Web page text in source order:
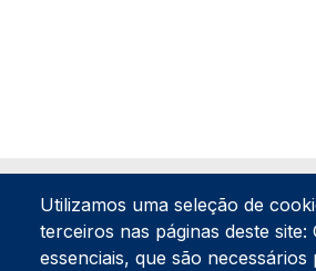
Utilizamos uma seleção de
terceiros nas páginas deste site:
essenciais, que são necessários